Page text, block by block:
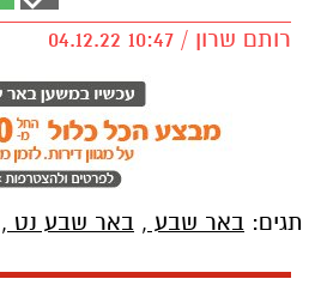
רותם שרון / 10:47 04.12.22
, באר שבע נט,